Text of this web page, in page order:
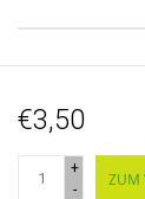
WORKSHOPS
SPECIALS
€3,50
+
-
ZUM